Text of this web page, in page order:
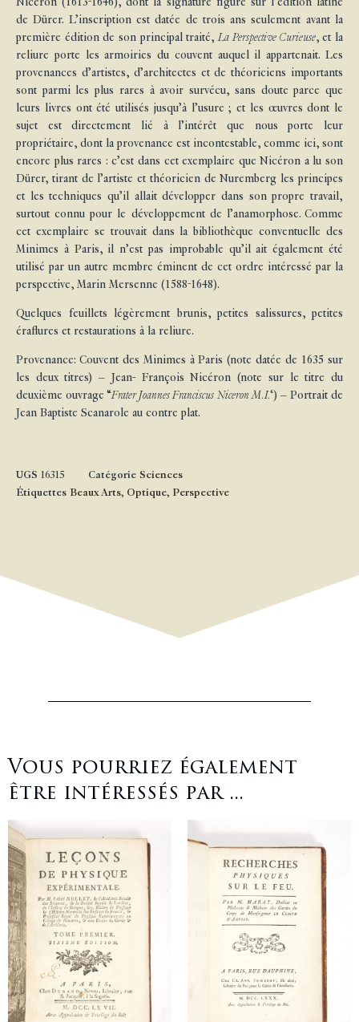
de Dürer. L’inscription est datée de trois ans seulement avant la
première édition de son principal traité, La Perspective Curieuse, et la
reliure porte les armoiries du couvent auquel il appartenait. Les
provenances d’artistes, d’architectes et de théoriciens importants
sont parmi les plus rares à avoir survécu, sans doute parce que
leurs livres ont été utilisés jusqu’à l’usure ; et les œuvres dont le
sujet est directement lié à l’intérêt que nous porte leur
propriétaire, dont la provenance est incontestable, comme ici, sont
encore plus rares : c’est dans cet exemplaire que Nicéron a lu son
Dürer, tirant de l’artiste et théoricien de Nuremberg les principes
et les techniques qu’il allait développer dans son propre travail,
surtout connu pour le développement de l’anamorphose. Comme
cet exemplaire se trouvait dans la bibliothèque conventuelle des
Minimes à Paris, il n’est pas improbable qu’il ait également été
utilisé par un autre membre éminent de cet ordre intéressé par la
perspective, Marin Mersenne (1588-1648).
Quelques feuillets légèrement brunis, petites salissures, petites
éraflures et restaurations à la reliure.
Provenance: Couvent des Minimes à Paris (note datée de 1635 sur
les deux titres) – Jean- François Nicéron (note sur le titre du
deuxième ouvrage “Frater Joannes Franciscus Niceron M.I.‘) – Portrait de
Jean Baptiste Scanarole au contre plat.
UGS 16315 Catégorie Sciences
Étiquettes Beaux Arts, Optique, Perspective
Vous pourriez également
être intéressés par ...